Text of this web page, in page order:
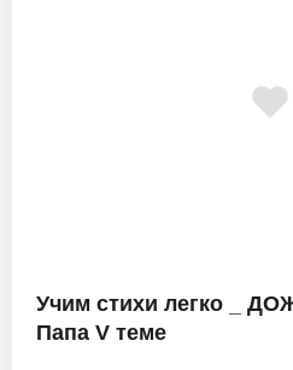
Учим стихи легко _
Папа V теме